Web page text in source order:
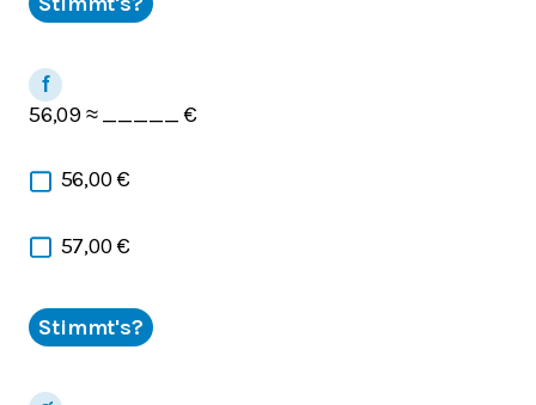
56,09 ≈ _____ €
56,00 €
57,00 €
Stimmt's?